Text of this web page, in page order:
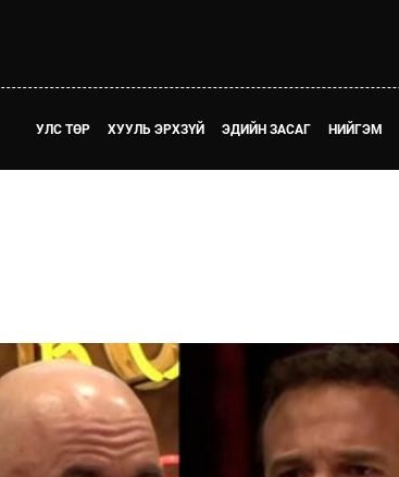
УЛС ТӨР ХУУЛЬ ЭРХЗҮЙ ЭДИЙН ЗАСАГ НИЙГЭМ